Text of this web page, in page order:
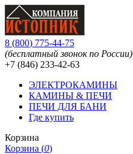
8 (800) 775-44-75
(бесплатный звонок по России)
+7 (846) 233-42-63
ЭЛЕКТРОКАМИНЫ
КАМИНЫ & ПЕЧИ
ПЕЧИ ДЛЯ БАНИ
Где купить
Корзина
Корзина (0)